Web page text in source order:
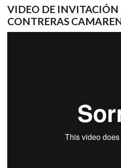
VIDEO DE INVITACIÓN
CONTRERAS